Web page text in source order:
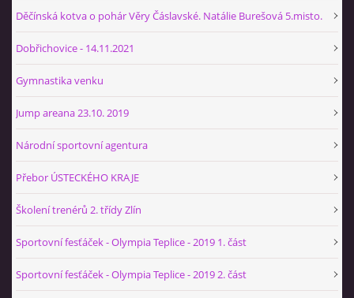
Děčínská kotva o pohár Věry Čáslavské. Natálie Burešová 5.misto.
Dobřichovice - 14.11.2021
Gymnastika venku
Jump areana 23.10. 2019
Národní sportovní agentura
Přebor ÚSTECKÉHO KRAJE
Školení trenérů 2. třídy Zlín
Sportovní fesťáček - Olympia Teplice - 2019 1. část
Sportovní fesťáček - Olympia Teplice - 2019 2. část